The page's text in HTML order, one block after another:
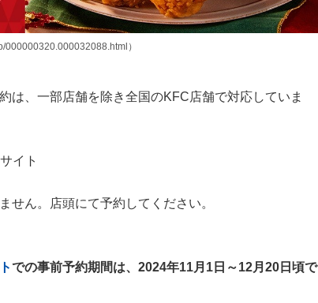
000000320.000032088.html）
は、一部店舗を除き全国のKFC店舗で対応していま
イト
ん。店頭にて予約してください。
での事前予約期間は、2024年11月1日～12月20日頃で